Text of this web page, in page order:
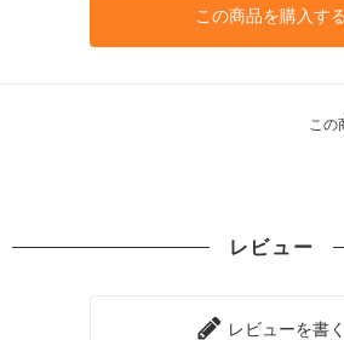
この商品を購入する
この
レビュー
レビューを書く